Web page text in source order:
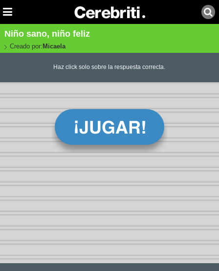
Niño sano, niño feliz
Creado por: Micaela
Haz click solo sobre la respuesta correcta.